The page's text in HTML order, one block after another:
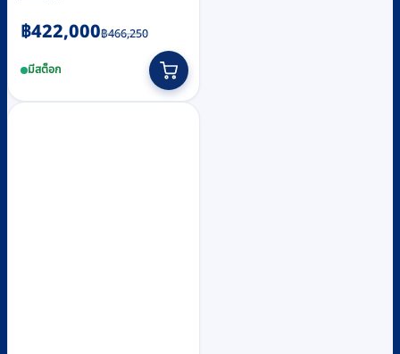
฿466,250
Original
was:
฿466,250.
฿422,000
Current
is:
฿422,000.
มีสต็อก